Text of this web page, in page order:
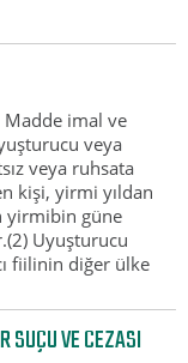
Madde imal ve
veya
veya ruhsata
kişi, yirmi yıldan
yirmibin güne
Uyuşturucu
fiilinin diğer ülke
SUÇU VE CEZASI